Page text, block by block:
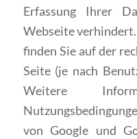
Erfassung Ihrer
Webseite
finden Sie auf der
Seite (je nach
Weitere
von Google und